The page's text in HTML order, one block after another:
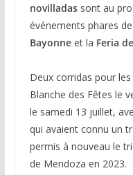
novilladassont au
événements phares
Bayonneet la Feria
Deux corridas pour
Blanche des Fêtes le
le samedi 13 juillet,
qui avaient connu un
permis à nouveau le
de Mendoza en 2023.